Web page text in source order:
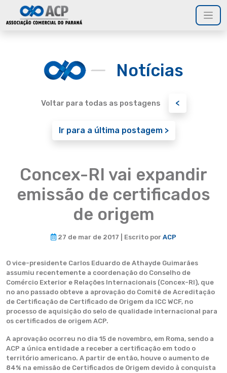
Notícias
Voltar para todas as postagens <
Ir para a última postagem >
Concex-RI vai expandir
emissão de certificados
de origem
27 de mar de 2017 | Escrito por ACP
O vice-presidente Carlos Eduardo de Athayde Guimarães
assumiu recentemente a coordenação do Conselho de
Comércio Exterior e Relações Internacionais (Concex-RI), que
no ano passado obteve a aprovação do Comitê de Acreditação
de Certificação de Certificado de Origem da ICC WCF, no
processo de aquisição do selo de qualidade internacional para
os certificados de origem ACP.
A aprovação ocorreu no dia 15 de novembro, em Roma, sendo a
ACP a única entidade a receber a certificação em todo o
território americano. A partir de então, houve o aumento de
84% na emissão de Certificados de Origem devido à conquista